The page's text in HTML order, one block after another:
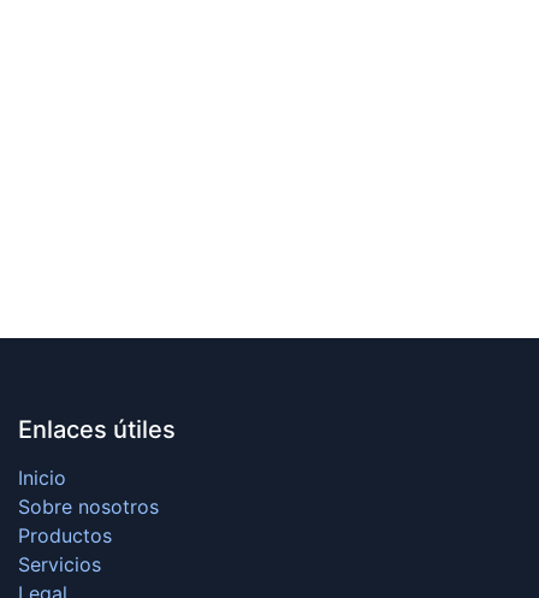
Enlaces útiles
Inicio
Sobre nosotros
Productos
Servicios
Legal